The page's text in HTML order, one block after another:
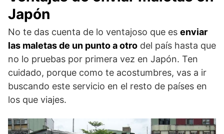
Japón
No te das cuenta de lo ventajoso que es enviar
las maletas de un punto a otro del país hasta que
no lo pruebas por primera vez en Japón. Ten
cuidado, porque como te acostumbres, vas a ir
buscando este servicio en el resto de países en
los que viajes.